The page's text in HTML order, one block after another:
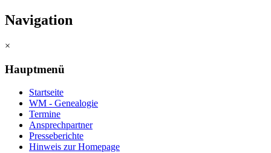
Navigation
×
Hauptmenü
Startseite
WM - Genealogie
Termine
Ansprechpartner
Presseberichte
Hinweis zur Homepage